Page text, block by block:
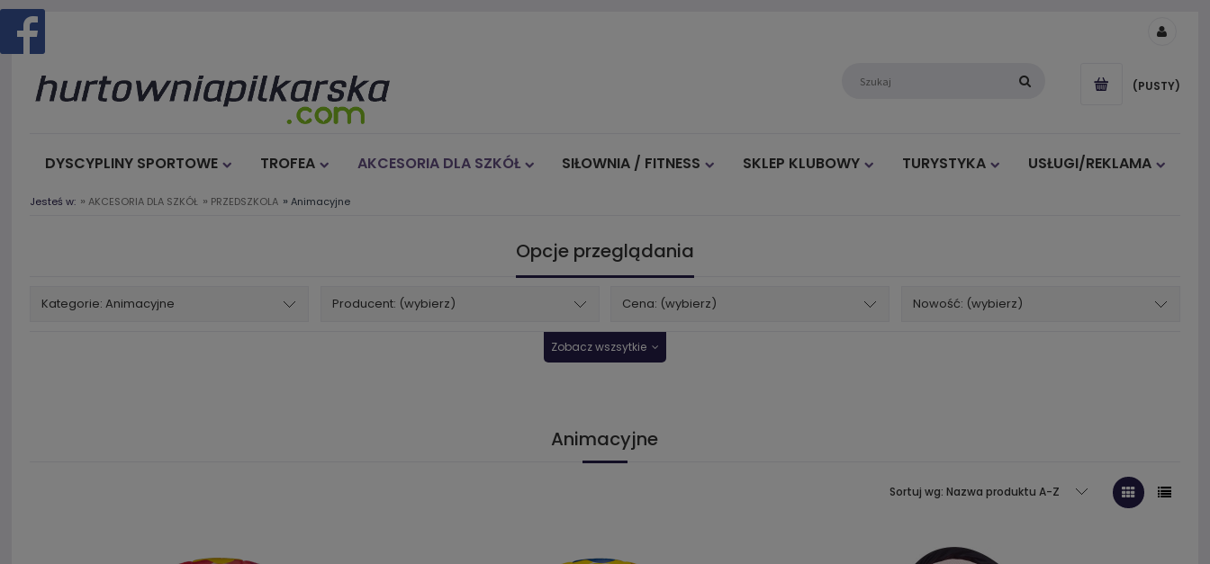
(PUSTY)
DYSCYPLINY SPORTOWE TROFEA AKCESORIA DLA SZKÓŁ SIŁOWNIA / FITNESS SKLEP KLUBOWY TURYSTYKA USŁUGI/REKLAMA
Jesteś w: » AKCESORIA DLA SZKÓŁ » PRZEDSZKOLA » Animacyjne
Opcje przeglądania
Kategorie: Animacyjne Producent: (wybierz) Cena: (wybierz) Nowość: (wybierz)
Zobacz wszsytkie
Animacyjne
Sortuj wg: Nazwa produktu A-Z